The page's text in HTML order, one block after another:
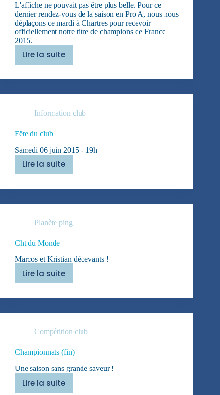
L'affiche ne pouvait pas être plus belle. Pour ce
dernier rendez-vous de la saison en Pro A, nous nous
déplaçons ce mardi à Chartres pour recevoir
officiellement notre titre de champions de France
2015.
Lire la suite
Dernier
!!!
Information club
Fête du club
Samedi 06 juin 2015 - 19h
Lire la suite
Fête
club
Planète ping
Cht du Monde
Marcos et Kristian décevants !
Lire la suite
Cht
Monde
Compétition club
Championnats (fin)
Une saison sans grande saveur !
Lire la suiteChampionnats